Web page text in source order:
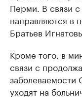
Перми. В связи
направляются в
Братьев
Кроме того, в
связи с
заболеваемости
уходят на